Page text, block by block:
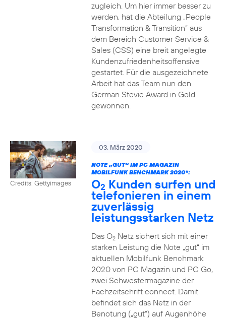
zugleich. Um hier immer besser zu
werden, hat die Abteilung „People
Transformation & Transition“ aus
dem Bereich Customer Service &
Sales (CSS) eine breit angelegte
Kundenzufriedenheitsoffensive
gestartet. Für die ausgezeichnete
Arbeit hat das Team nun den
German Stevie Award in Gold
gewonnen.
Credits: Gettyimages
03. März 2020
NOTE „GUT“ IM PC MAGAZIN
MOBILFUNK BENCHMARK 2020*:
O2 Kunden surfen und
telefonieren in einem
zuverlässig
leistungsstarken Netz
Das O2Netz sichert sich mit einer
starken Leistung die Note „gut“ im
aktuellen Mobilfunk Benchmark
2020 von PC Magazin und PC Go,
zwei Schwestermagazine der
Fachzeitschrift connect. Damit
befindet sich das Netz in der
Benotung („gut“) auf Augenhöhe